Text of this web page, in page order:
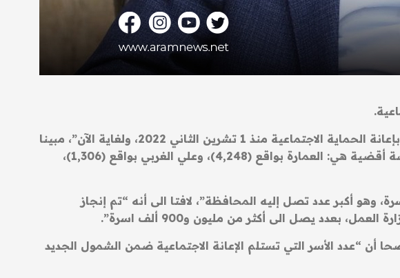
وقال الأسدي في مؤتمر صحفي عقده بالمحافظة إن “نحو 24,250 أسرة في ميسان شملت بإعانة الحماية الاجتماعية منذ 1 تشرين الثاني 2022، ولغاية الآن”، مبينا
“أننا أعلنا عن أربع وجبات جديدة من المشمولين بالحماية الاجتماعية في ميسان شملت خمسة أقضية هي: العمارة بواقع (4,248)، وعلي الغربي بواقع (1,306)،
“عدد الأسر المشمولة بإعانة الحماية الاجتماعية في محافظة ميسان (93,576) أسرة، وهو أكبر عدد تصل إليه المحافظة”، لافتا الى أنه “تم إنجاز
بعدد يصل الى أكثر من مليون و900 ألف اسرة”.
أن “عدد الأسر التي تستلم الإعانة الاجتماعية ضمن الشمول الجديد